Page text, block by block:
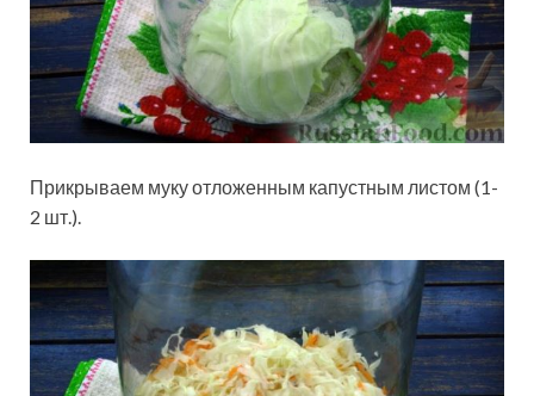
Прикрываем муку отложенным капустным листом (1-
2 шт.).